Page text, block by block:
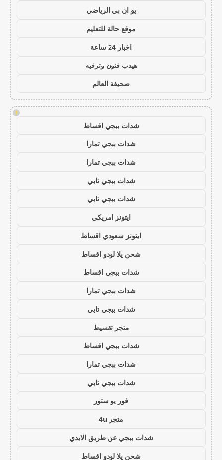
يو ان بي الرياضي
موقع حالة للتعليم
اخبار 24 ساعة
هيدب فنون وترفيه
صحيفة العالم
!
شدات ببجي اقساط
شدات ببجي تمارا
شدات ببجي تمارا
شدات ببجي تابي
شدات ببجي تابي
ايتونز امريكي
ايتونز سعودي اقساط
شحن يلا لودو اقساط
شدات ببجي اقساط
شدات ببجي تمارا
شدات ببجي تابي
متجر تقسيط
شدات ببجي اقساط
شدات ببجي تمارا
شدات ببجي تابي
فور يو ستور
متجر 4u
شدات ببجي عن طريق الايدي
شحن يلا لودو اقساط